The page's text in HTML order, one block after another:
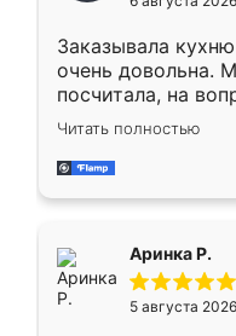
мебели буду
Заказывала
очень довольна.
посчитала, на
Замерщик
делу со всей
за день, ребята
Читать полностью
Аринка Р.
5 августа 2026